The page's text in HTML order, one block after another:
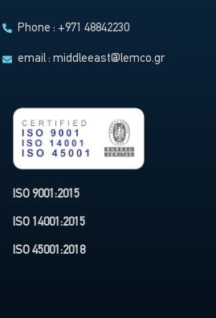
Phone : +971 48842230
email : middleeast@lemco.gr
ISO 9001:2015
ISO 14001:2015
ISO 45001:2018